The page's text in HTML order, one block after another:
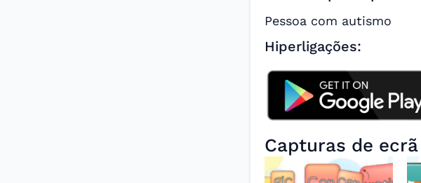
Pessoa com autismo
Hiperligações:
Capturas de ecrã